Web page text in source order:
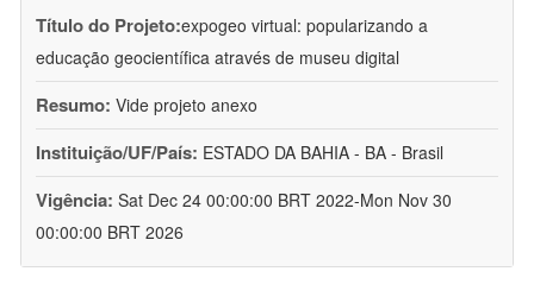
Título do Projeto:expogeo virtual: popularizando a
educação geocientífica através de museu digital
Resumo: Vide projeto anexo
Instituição/UF/País: ESTADO DA BAHIA - BA - Brasil
Vigência: Sat Dec 24 00:00:00 BRT 2022-Mon Nov 30
00:00:00 BRT 2026